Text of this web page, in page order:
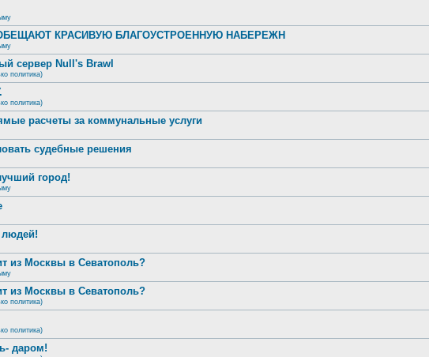
КРАСИВУЮ БЛАГОУСТРОЕННУЮ НАБЕРЕЖН
сервер Null's Brawl
политика)
политика)
расчеты за коммунальные услуги
судебные решения
город!
из Москвы в Севатополь?
из Москвы в Севатополь?
политика)
политика)
даром!